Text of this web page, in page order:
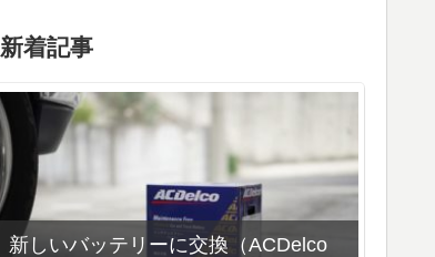
新着記事
新しいバッテリーに交換（ACDelco